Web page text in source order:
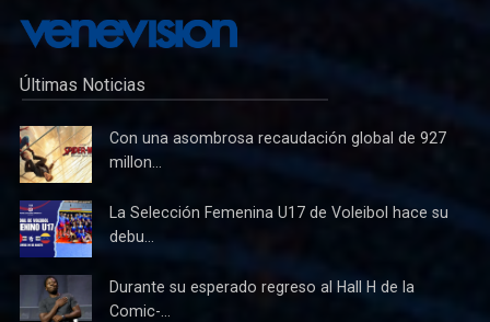
Últimas Noticias
Con una asombrosa recaudación global de 927
millon...
La Selección Femenina U17 de Voleibol hace su
debu...
Durante su esperado regreso al Hall H de la
Comic-...